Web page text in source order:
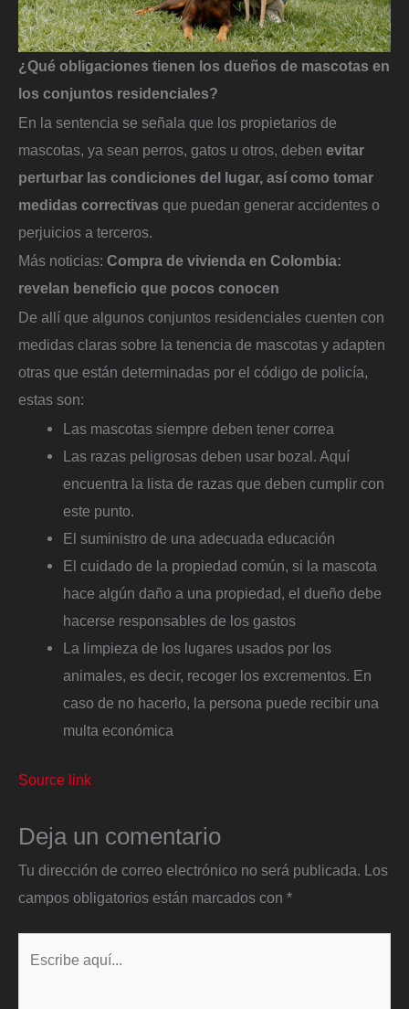
¿Qué obligaciones tienen los dueños de mascotas en
los conjuntos residenciales?
En la sentencia se señala que los propietarios de
mascotas, ya sean perros, gatos u otros, deben evitar
perturbar las condiciones del lugar, así como tomar
medidas correctivas que puedan generar accidentes o
perjuicios a terceros.
Más noticias: Compra de vivienda en Colombia:
revelan beneficio que pocos conocen
De allí que algunos conjuntos residenciales cuenten con
medidas claras sobre la tenencia de mascotas y adapten
otras que están determinadas por el código de policía,
estas son:
Las mascotas siempre deben tener correa
Las razas peligrosas deben usar bozal. Aquí
encuentra la lista de razas que deben cumplir con
este punto.
El suministro de una adecuada educación
El cuidado de la propiedad común, si la mascota
hace algún daño a una propiedad, el dueño debe
hacerse responsables de los gastos
La limpieza de los lugares usados por los
animales, es decir, recoger los excrementos. En
caso de no hacerlo, la persona puede recibir una
multa económica
Source link
Deja un comentario
Tu dirección de correo electrónico no será publicada. Los
campos obligatorios están marcados con *